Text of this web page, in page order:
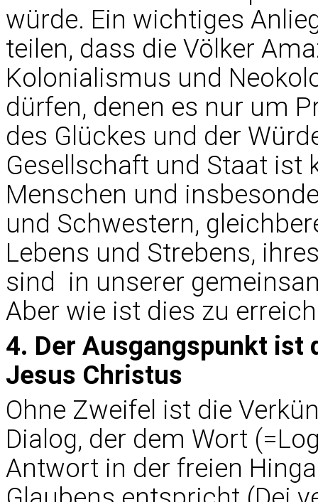
würde. Ein wichtiges
teilen, dass die Völker
Kolonialismus und
dürfen, denen es nur um
des Glückes und der
Gesellschaft und Staat ist
Menschen und
und Schwestern,
Lebens und Strebens,
sind  in unserer
Aber wie ist dies zu
4. Der Ausgangspunkt ist
Jesus Christus
Ohne Zweifel ist die
Dialog, der dem Wort
Antwort in der freien